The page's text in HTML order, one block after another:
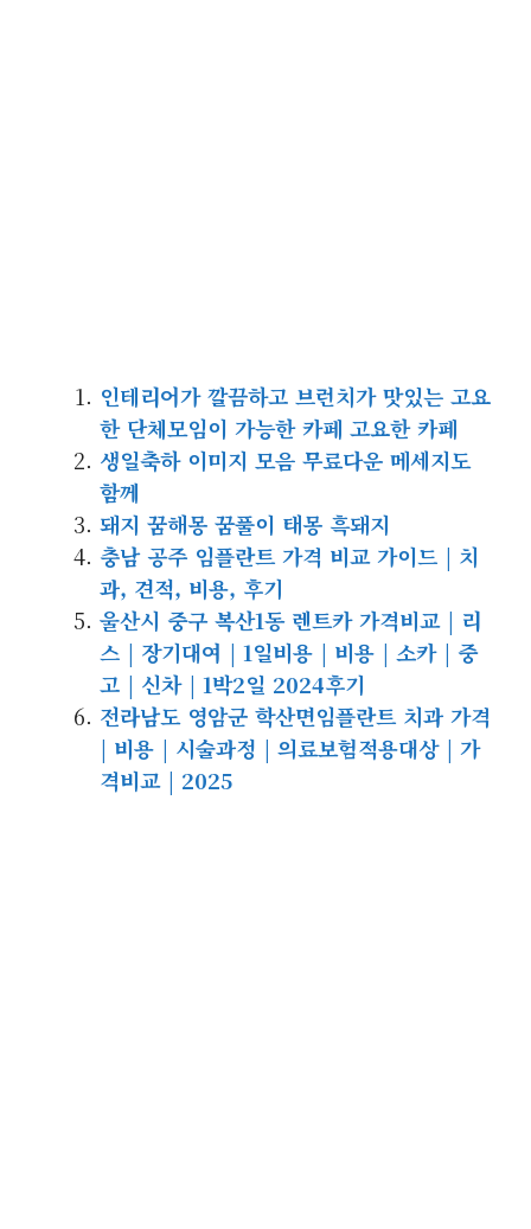
인테리어가 깔끔하고 브런치가 맛있는 고요
한 단체모임이 가능한 카페 고요한 카페
생일축하 이미지 모음 무료다운 메세지도
함께
돼지 꿈해몽 꿈풀이 태몽 흑돼지
충남 공주 임플란트 가격 비교 가이드 | 치
과, 견적, 비용, 후기
울산시 중구 복산1동 렌트카 가격비교 | 리
스 | 장기대여 | 1일비용 | 비용 | 소카 | 중
고 | 신차 | 1박2일 2024후기
전라남도 영암군 학산면임플란트 치과 가격
| 비용 | 시술과정 | 의료보험적용대상 | 가
격비교 | 2025